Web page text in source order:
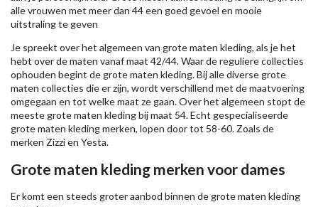
alle vrouwen met meer dan 44 een goed gevoel en mooie
uitstraling te geven
Je spreekt over het algemeen van grote maten kleding, als je het
hebt over de maten vanaf maat 42/44. Waar de reguliere collecties
ophouden begint de grote maten kleding. Bij alle diverse grote
maten collecties die er zijn, wordt verschillend met de maatvoering
omgegaan en tot welke maat ze gaan. Over het algemeen stopt de
meeste grote maten kleding bij maat 54. Echt gespecialiseerde
grote maten kleding merken, lopen door tot 58-60. Zoals de
merken Zizzien Yesta.
Grote maten kleding merken voor dames
Er komt een steeds groter aanbod binnen de grote maten kleding